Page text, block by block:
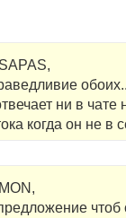
ни в
когда он не в
чтоб